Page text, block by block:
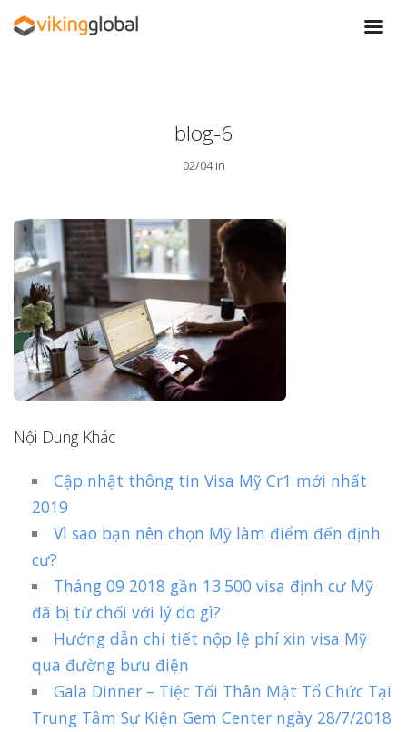
blog-6
02/04 in
Nội Dung Khác
Cập nhật thông tin Visa Mỹ Cr1 mới nhất
2019
Vì sao bạn nên chọn Mỹ làm điểm đến định
cư?
Tháng 09 2018 gần 13.500 visa định cư Mỹ
đã bị từ chối với lý do gì?
Hướng dẫn chi tiết nộp lệ phí xin visa Mỹ
qua đường bưu điện
Gala Dinner – Tiệc Tối Thân Mật Tổ Chức Tại
Trung Tâm Sự Kiện Gem Center ngày 28/7/2018